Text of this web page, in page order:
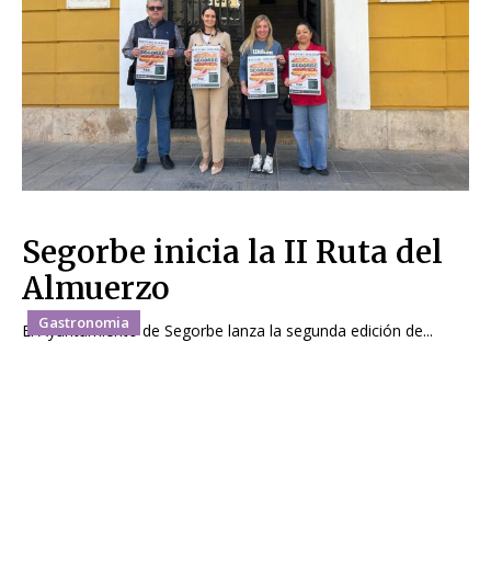
Gastronomia
Segorbe inicia la II Ruta del
Almuerzo
El Ayuntamiento de Segorbe lanza la segunda edición de...